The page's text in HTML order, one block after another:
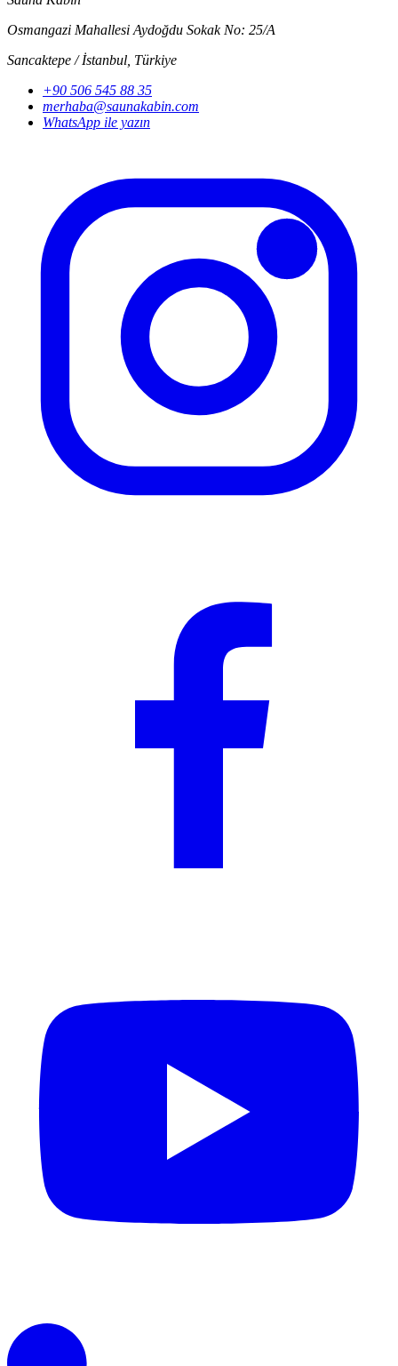
Osmangazi Mahallesi Aydoğdu Sokak No: 25/A
Sancaktepe / İstanbul Türkiye
+90 506 545 88 35
merhaba@saunakabin.com
WhatsApp ile yazın